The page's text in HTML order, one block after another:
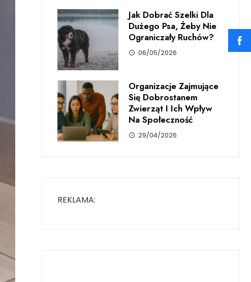
Jak Dobrać Szelki Dla
Dużego Psa, Żeby Nie
Ograniczały Ruchów?
06/05/2026
Organizacje Zajmujące
Się Dobrostanem
Zwierząt I Ich Wpływ
Na Społeczność
29/04/2026
REKLAMA: